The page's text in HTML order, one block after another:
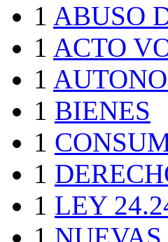
1 ABUSO
1 ACTO
1
1 BIENES
1
1
1 LEY